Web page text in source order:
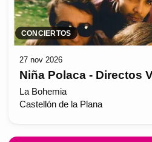
CONCIERTOS
27 nov 2026
Niña Polaca - Directos
La Bohemia
Castellón de la Plana